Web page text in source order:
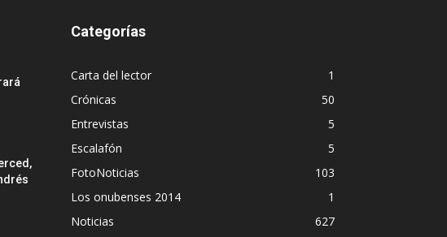
Categorías
Carta del lector
1
Crónicas
50
Entrevistas
5
Escalafón
5
FotoNoticias
103
Los onubenses 2014
1
Noticias
627